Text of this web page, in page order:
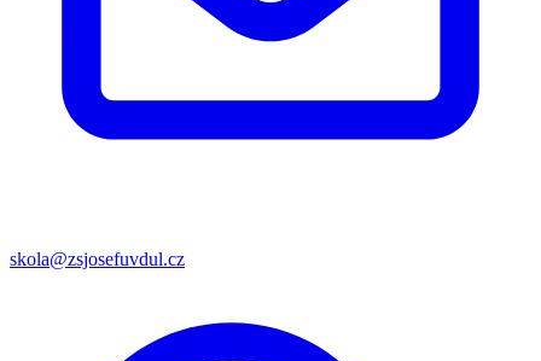
skola@zsjosefuvdul.cz